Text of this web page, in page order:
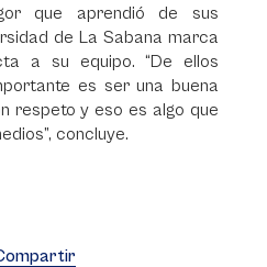
que aprendió de sus
de La Sabana marca
a su equipo. “De ellos
es ser una buena
respeto y eso es algo que
concluye.